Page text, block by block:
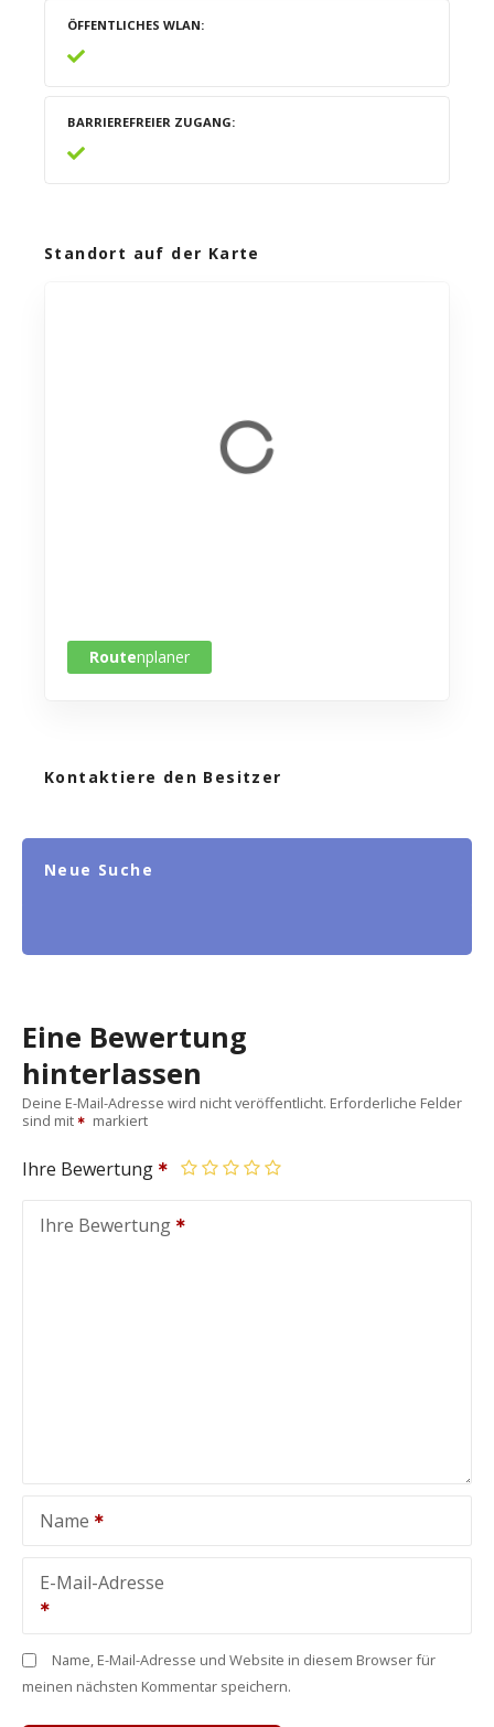
ÖFFENTLICHES WLAN
BARRIEREFREIER ZUGANG
Standort auf der Karte
Routenplaner
Kontaktiere den Besitzer
Neue Suche
Eine Bewertung
hinterlassen
Deine E-Mail-Adresse wird nicht veröffentlicht. Erforderliche Felder
sind mit
markiert
Ihre Bewertung
Ihre Bewertung
Name
E-Mail-Adresse
Name, E-Mail-Adresse und Website in diesem Browser für
meinen nächsten Kommentar speichern.